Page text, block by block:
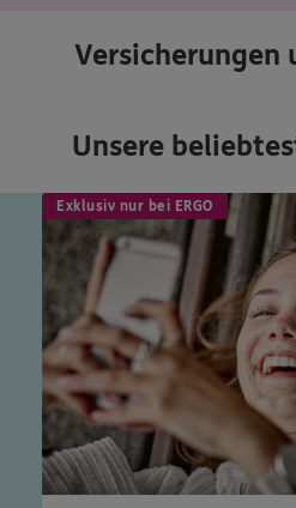
Versicherungen
Unsere
Exklusiv nur bei ERGO